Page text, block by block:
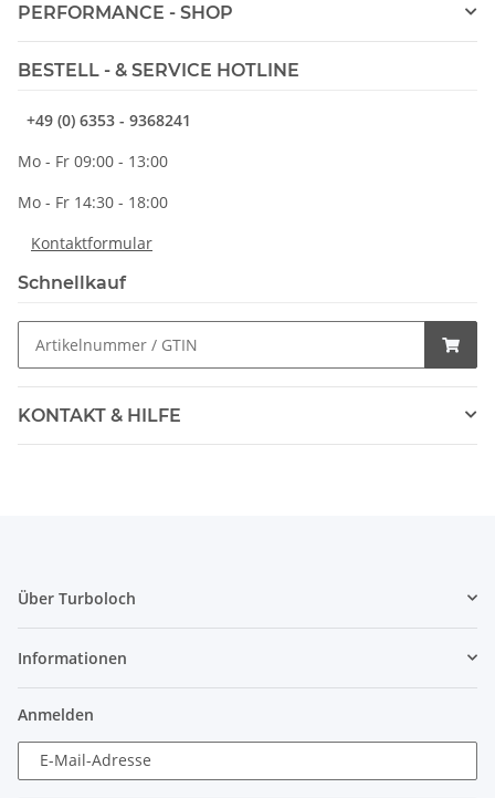
PERFORMANCE - SHOP
BESTELL - & SERVICE HOTLINE
+49 (0) 6353 - 9368241
Mo - Fr 09:00 - 13:00
Mo - Fr 14:30 - 18:00
Kontaktformular
Schnellkauf
KONTAKT & HILFE
Über Turboloch
Informationen
Anmelden
E-Mail-Adresse